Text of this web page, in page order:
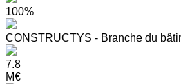
100%
CONSTRUCTYS - Branche du
7.8
M€